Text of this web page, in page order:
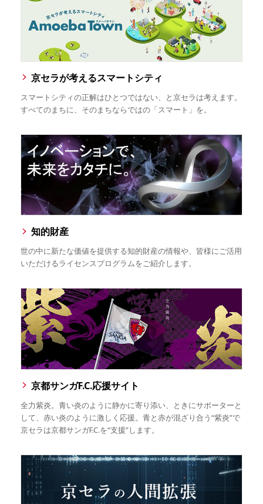
京セラが考えるスマートシティ
スマートシティの正解はひとつではない、と京セラは考えます。
すべてのまちに、そのまちならではの「スマート」を。
知的財産
世の中に新たな価値を提供する知的財産の情報や、皆様にご活用
いただけるライセンスプログラムをご紹介します。
京都サンガF.C.応援サイト
全力紫炎。青い炎のように静かに寄り添い、ときにサポーターと
して、赤い炎のように激しく応援。青と赤が混ざり合う“紫炎”で
京セラは京都サンガF.C.を“支援”します。